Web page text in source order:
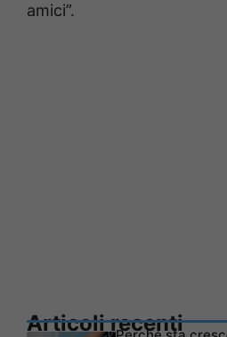
amici”.
Articoli recenti